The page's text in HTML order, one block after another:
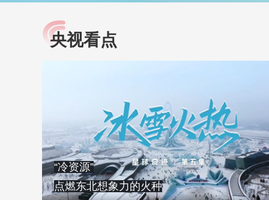
小央视频
央视网原创视频子品牌，
提高全民健康素养水
康》，向所有人分享
知识！
央视看点
“冷资源”
点燃东北想象力的火种